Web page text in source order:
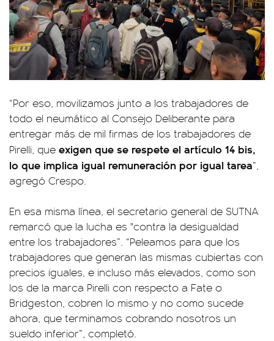
“Por eso, movilizamos junto a los trabajadores de
todo el neumático al Consejo Deliberante para
entregar más de mil firmas de los trabajadores de
Pirelli, que exigen que se respete el artículo 14 bis,
lo que implica igual remuneración por igual tarea”,
agregó Crespo.
En esa misma línea, el secretario general de SUTNA
remarcó que la lucha es "contra la desigualdad
entre los trabajadores”. “Peleamos para que los
trabajadores que generan las mismas cubiertas con
precios iguales, e incluso más elevados, como son
los de la marca Pirelli con respecto a Fate o
Bridgeston, cobren lo mismo y no como sucede
ahora, que terminamos cobrando nosotros un
sueldo inferior”, completó.